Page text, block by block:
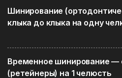
Шинирование
клыка до клыка на одну
Временное шинирование —
(ретейнеры) на 1 челюсть